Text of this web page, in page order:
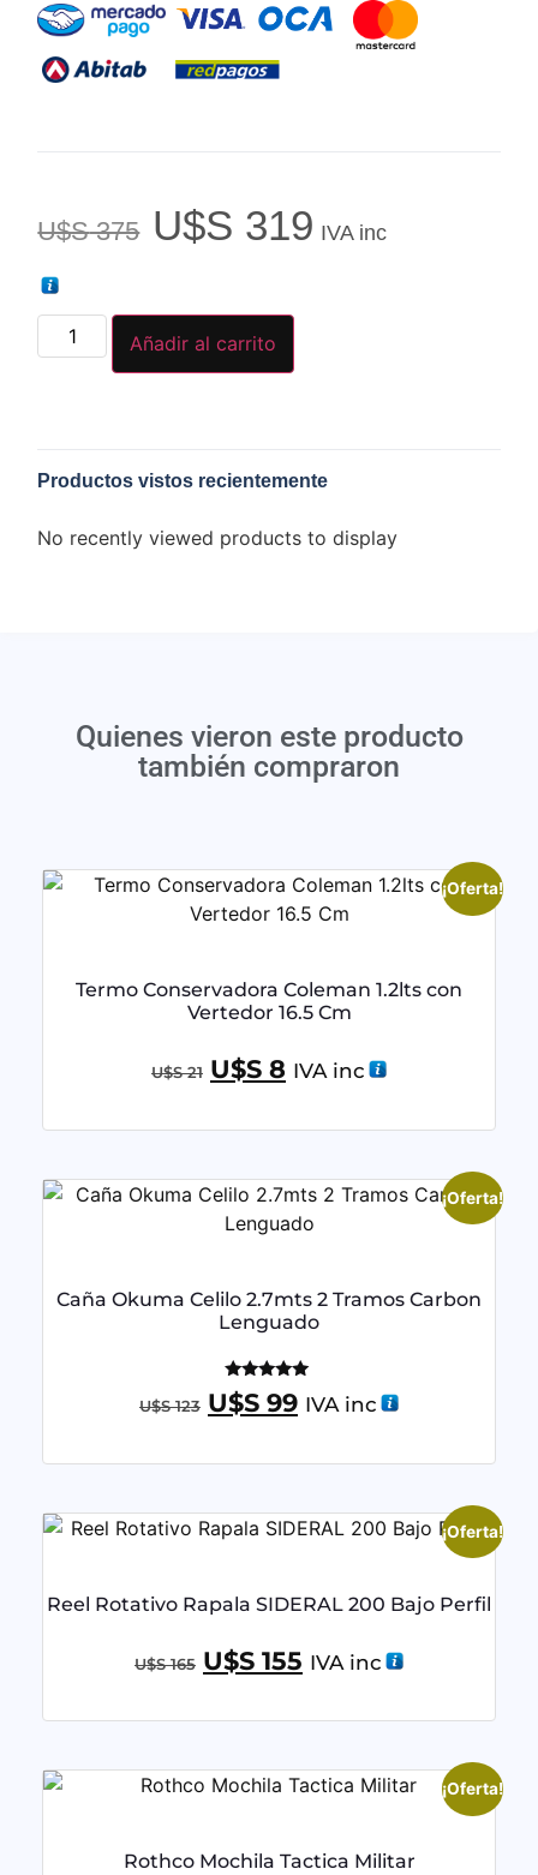
U$S375 U$S 319 IVA inc
Añadir al carrito
Productos vistos recientemente
No recently viewed products to display
Quienes vieron este producto
también compraron
¡Oferta!
Termo Conservadora Coleman 1.2lts con
Vertedor 16.5 Cm
U$S21 U$S 8 IVA inc
¡Oferta!
Caña Okuma Celilo 2.7mts 2 Tramos Carbon
Lenguado
Valorado
con
U$S123 U$S 99 IVA inc
¡Oferta!
Reel Rotativo Rapala SIDERAL 200 Bajo Perfil
U$S165 U$S 155 IVA inc
¡Oferta!
Rothco Mochila Tactica Militar